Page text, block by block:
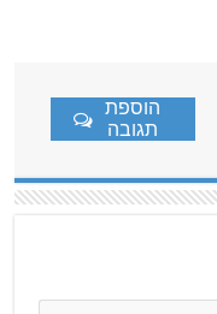
הוספת
תגובה